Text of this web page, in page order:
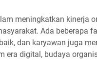
meningkatkan kinerja
Ada beberapa
dan karyawan juga
era digital, budaya